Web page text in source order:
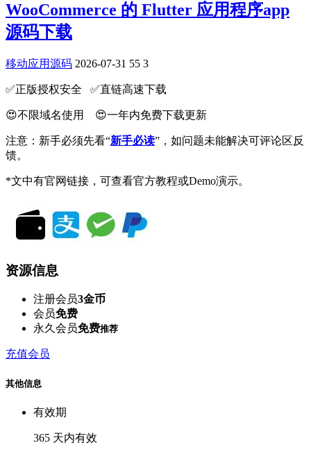
WooCommerce 的 Flutter 应用程序app
源码下载
移动应用源码 2026-07-31 55 3
✅️正版授权安全 ✅️直链高速下载
😍不限域名使用 😍一年内免费下载更新
注意：新手必须先看“新手必读”，如问题未能解决可评论区反
馈。
*文中有官网链接，可查看官方教程或Demo演示。
资源信息
注册会员3金币
会员免费
永久会员免费推荐
充值会员
其他信息
有效期
365 天内有效